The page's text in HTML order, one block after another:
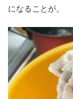
になることが。